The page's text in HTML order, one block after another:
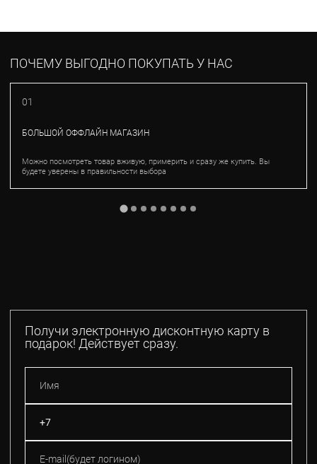
ПОЧЕМУ ВЫГОДНО ПОКУПАТЬ У НАС
01
БОЛЬШОЙ ОФФЛАЙН МАГАЗИН
Можно посмотреть товар вживую, примерить и сразу же купить. Вы
будете уверены в правильности выбора
Получи электронную дисконтную карту в
подарок! Действует сразу.